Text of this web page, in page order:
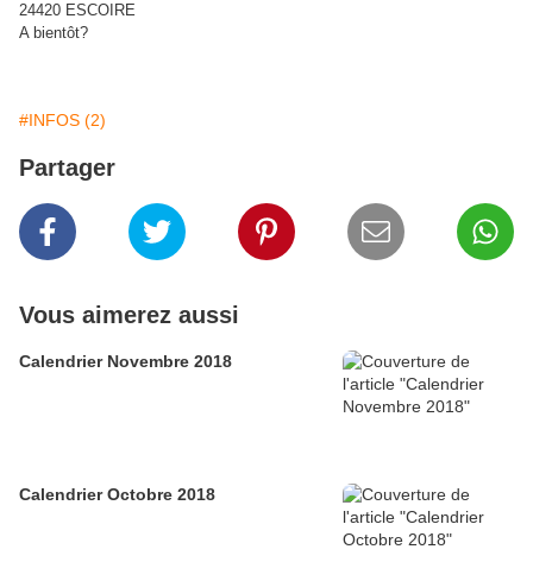
24420 ESCOIRE
A bientôt?
#INFOS (2)
Partager
Vous aimerez aussi
Calendrier Novembre 2018
Calendrier Octobre 2018